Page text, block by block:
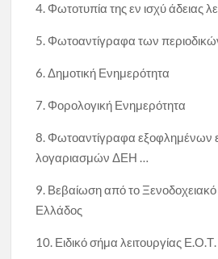
4. Φωτοτυπία της εν ισχύ άδειας
5. Φωτοαντίγραφα των
6. Δημοτική Ενημερότητα
7. Φορολογική Ενημερότητα
8. Φωτοαντίγραφα εξοφλημένων
λογαριασμών ΔΕΗ …
9. Βεβαίωση από το Ξενοδοχειακό
Ελλάδος
10. Ειδικό σήμα λειτουργίας Ε.Ο.Τ.